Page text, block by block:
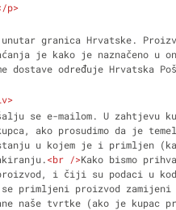
p>
granica Hrvatske.
je kako je naznačeno u
određuje Hrvatska
>
se e-mailom. U zahtjevu
ako prosudimo da je
u kojem je i primljen
<br />Kako bismo
i čiji su podaci u
primljeni proizvod
naše tvrtke (ako je kupac